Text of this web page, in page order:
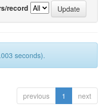
record
seconds).
previous 1 next